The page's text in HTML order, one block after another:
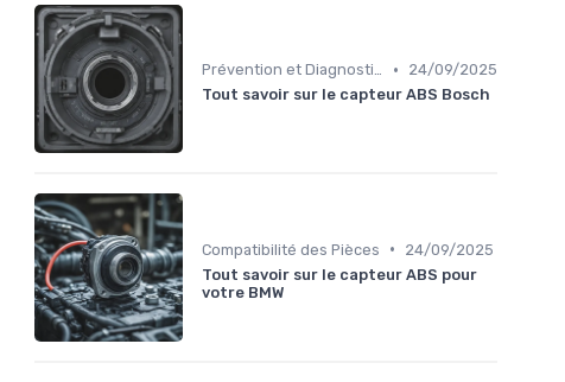
Prévention et Diagnostic des Pannes •
24/09/2025
Tout savoir sur le capteur ABS Bosch
Compatibilité des Pièces •
24/09/2025
Tout savoir sur le capteur ABS pour
votre BMW